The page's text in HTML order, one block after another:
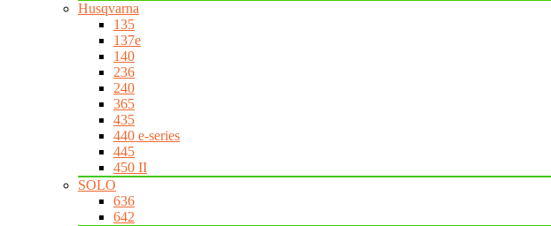
Husqvarna
135
137e
140
236
240
365
435
440 e-series
445
450 II
SOLO
636
642